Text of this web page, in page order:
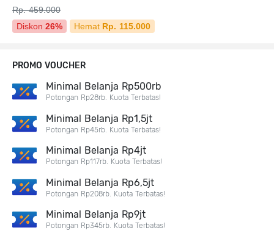
Rp. 459.000
Diskon 26% Hemat Rp. 115.000
PROMO VOUCHER
Minimal Belanja Rp500rb
Potongan Rp28rb. Kuota Terbatas!
Minimal Belanja Rp1,5jt
Potongan Rp45rb. Kuota Terbatas!
Minimal Belanja Rp4jt
Potongan Rp117rb. Kuota Terbatas!
Minimal Belanja Rp6,5jt
Potongan Rp208rb. Kuota Terbatas!
Minimal Belanja Rp9jt
Potongan Rp345rb. Kuota Terbatas!